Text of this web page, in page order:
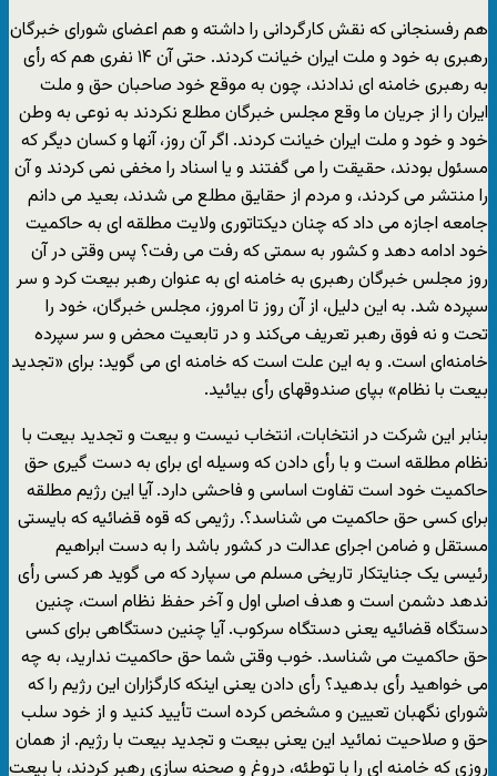
هم رفسنجانی که نقش کارگردانی را داشته و هم اعضای شورای خبرگان
رهبری به خود و ملت ایران خیانت کردند. حتی آن ۱۴ نفری هم که رأی
به رهبری خامنه ای ندادند، چون به موقع خود صاحبان حق و ملت
ایران را از جریان ما وقع مجلس خبرگان مطلع نکردند به نوعی به وطن
خود و خود و ملت ایران خیانت کردند. اگر آن روز، آنها و کسان دیگر که
مسئول بودند، حقیقت را می گفتند و یا اسناد را مخفی نمی کردند و آن
را منتشر می کردند، و مردم از حقایق مطلع می شدند، بعید می دانم
جامعه اجازه می داد که چنان دیکتاتوری ولایت مطلقه ای به حاکمیت
خود ادامه دهد و کشور به سمتی که رفت می رفت؟ پس وقتی در آن
روز مجلس خبرگان رهبری به خامنه ای به عنوان رهبر بیعت کرد و سر
سپرده شد. به این دلیل، از آن روز تا امروز، مجلس خبرگان، خود را
تحت و نه فوق رهبر تعریف می‌کند و در تابعیت محض و سر سپرده
خامنه‌ای است. و به این علت است که خامنه ای می گوید: برای «تجدید
بیعت با نظام» بپای صندوقهای رأی بیائید.
بنابر این شرکت در انتخابات، انتخاب نیست و بیعت و تجدید بیعت با
نظام مطلقه است و با رأی دادن که وسیله ای برای به دست گیری حق
حاکمیت خود است تفاوت اساسی و فاحشی دارد. آیا این رژیم مطلقه
برای کسی حق حاکمیت می شناسد؟. رژیمی که قوه قضائیه که بایستی
مستقل و ضامن اجرای عدالت در کشور باشد را به دست ابراهیم
رئیسی یک جنایتکار تاریخی مسلم می سپارد که می گوید هر کسی رأی
ندهد دشمن است و هدف اصلی اول و آخر حفظ نظام است، چنین
دستگاه قضائیه یعنی دستگاه سرکوب. آیا چنین دستگاهی برای کسی
حق حاکمیت می شناسد. خوب وقتی شما حق حاکمیت ندارید، به چه
می خواهید رأی بدهید؟ رأی دادن یعنی اینکه کارگزاران این رژیم را که
شورای نگهبان تعیین و مشخص کرده است تأیید کنید و از خود سلب
حق و صلاحیت نمائید این یعنی بیعت و تجدید بیعت با رژیم. از همان
روزی که خامنه ای را با توطئه، دروغ و صحنه سازی رهبر کردند، با بیعت